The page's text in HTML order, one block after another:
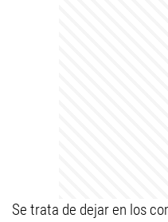
Se trata de dejar en los